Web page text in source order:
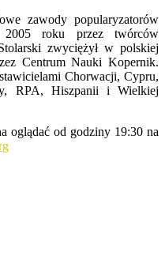
zawody popularyzatorów
2005 roku przez twórców
zwyciężył w polskiej
Centrum Nauki Kopernik.
Chorwacji, Cypru,
RPA, Hiszpanii i Wielkiej
oglądać od godziny 19:30 na